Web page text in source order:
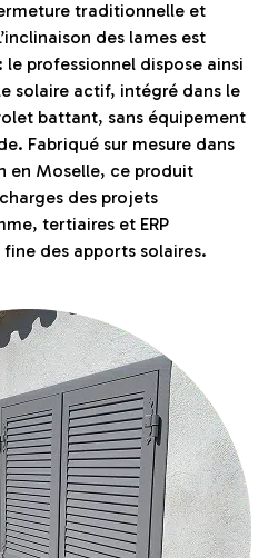
traditionnelle et
des lames est
professionnel dispose ainsi
solaire actif, intégré dans le
battant, sans équipement
Fabriqué sur mesure dans
en Moselle, ce produit
des projets
tertiaires et ERP
des apports solaires.